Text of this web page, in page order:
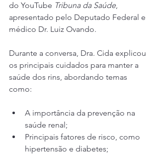
do YouTube Tribuna da Saúde,
apresentado pelo Deputado Federal e
médico Dr. Luiz Ovando.
Durante a conversa, Dra. Cida explicou
os principais cuidados para manter a
saúde dos rins, abordando temas
como:
A importância da prevenção na
saúde renal;
Principais fatores de risco, como
hipertensão e diabetes;